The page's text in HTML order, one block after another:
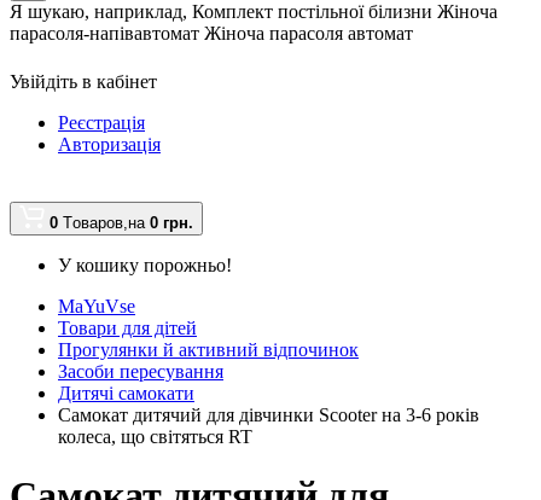
Я шукаю, наприклад, Комплект постільної білизни Жіноча
парасоля-напівавтомат Жіноча парасоля автомат
Увійдіть в кабінет
Реєстрація
Авторизація
0 Tоваров,на 0 грн.
У кошику порожньо!
MaYuVse
Товари для дітей
Прогулянки й активний відпочинок
Засоби пересування
Дитячі самокати
Самокат дитячий для дівчинки Scooter на 3-6 років
колеса, що світяться RT